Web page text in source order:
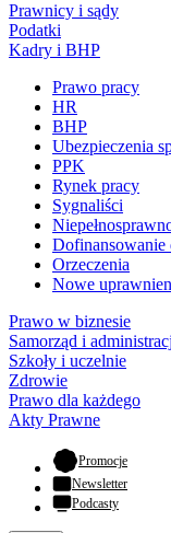
Prawnicy i sądy
Podatki
Kadry i BHP
Prawo pracy
HR
BHP
Ubezpieczenia
PPK
Rynek pracy
Sygnaliści
Dofinansowanie
Orzeczenia
Nowe
Prawo w biznesie
Samorząd i
Szkoły i uczelnie
Zdrowie
Prawo dla każdego
Akty Prawne
Promocje-
Newsletter
Podcasty